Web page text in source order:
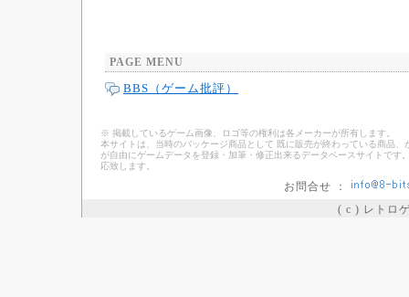
PAGE MENU
BBS（ゲーム批評）
※ 掲載しているゲーム画像、ロゴ等の権利は各メーカーが所有します。
本サイトは、当時のパッケージ商品として 既に販売が終わっている商品
が自由にゲームデータを登録・加筆・修正出来るデータベースサイトで
応致します。
お問合せ ：
( c ) レトロ